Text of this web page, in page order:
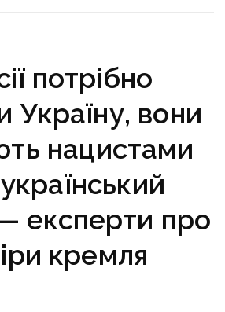
потрібно
Україну, вони
нацистами
експерти про
кремля